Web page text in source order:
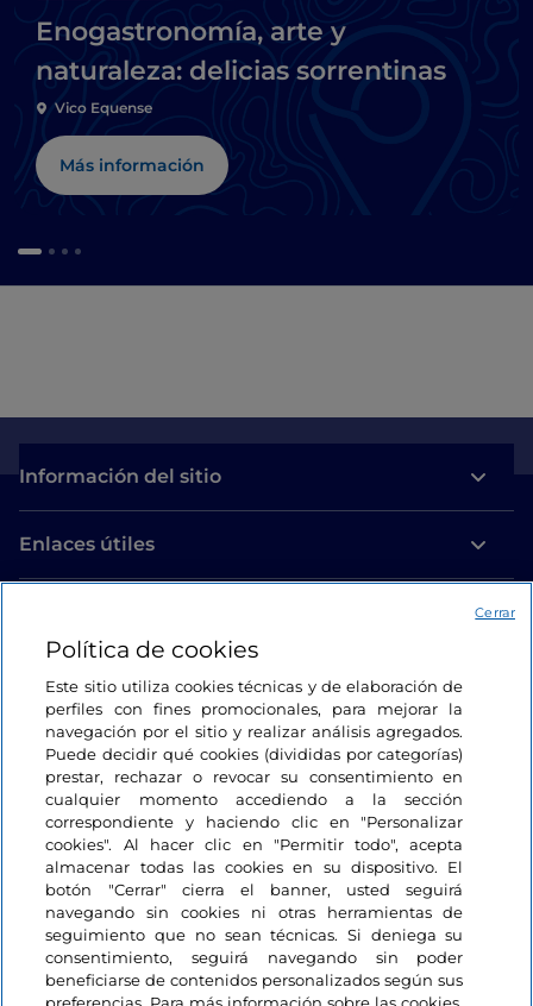
Enogastronomía, arte y
naturaleza: delicias sorrentinas
Vico Equense
Más información
Información del sitio
Enlaces útiles
Estamos en contacto
Política de cookies
Este sitio utiliza cookies técnicas y de elaboración de
perfiles con fines promocionales, para mejorar la
navegación por el sitio y realizar análisis agregados.
Puede decidir qué cookies (divididas por categorías)
prestar, rechazar o revocar su consentimiento en
cualquier momento accediendo a la sección
correspondiente y haciendo clic en "Personalizar
cookies". Al hacer clic en "Permitir todo", acepta
almacenar todas las cookies en su dispositivo. El
botón "Cerrar" cierra el banner, usted seguirá
navegando sin cookies ni otras herramientas de
seguimiento que no sean técnicas. Si deniega su
consentimiento, seguirá navegando sin poder
beneficiarse de contenidos personalizados según sus
Cerrar